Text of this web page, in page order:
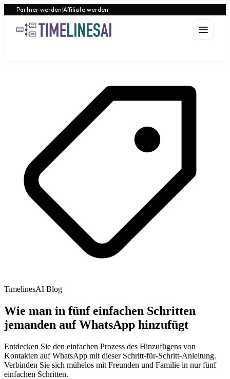
Partner werden|Affiliate werden
TimelinesAI Blog
Wie man in fünf einfachen Schritten
jemanden auf WhatsApp hinzufügt
Entdecken Sie den einfachen Prozess des Hinzufügens von
Kontakten auf WhatsApp mit dieser Schritt-für-Schritt-Anleitung.
Verbinden Sie sich mühelos mit Freunden und Familie in nur fünf
einfachen Schritten.